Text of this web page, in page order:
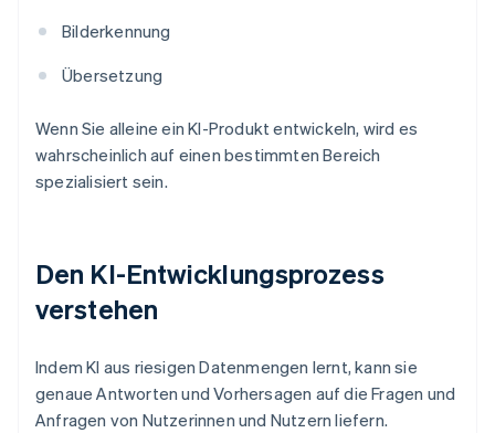
Bilderkennung
Übersetzung
Wenn Sie alleine ein KI-Produkt entwickeln, wird es
wahrscheinlich auf einen bestimmten Bereich
spezialisiert sein.
Den KI-Entwicklungsprozess
verstehen
Indem KI aus riesigen Datenmengen lernt, kann sie
genaue Antworten und Vorhersagen auf die Fragen und
Anfragen von Nutzerinnen und Nutzern liefern.